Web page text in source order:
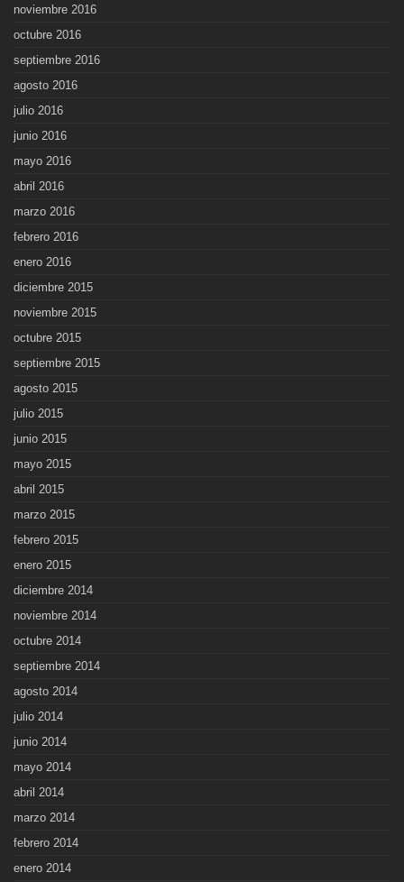
noviembre 2016
octubre 2016
septiembre 2016
agosto 2016
julio 2016
junio 2016
mayo 2016
abril 2016
marzo 2016
febrero 2016
enero 2016
diciembre 2015
noviembre 2015
octubre 2015
septiembre 2015
agosto 2015
julio 2015
junio 2015
mayo 2015
abril 2015
marzo 2015
febrero 2015
enero 2015
diciembre 2014
noviembre 2014
octubre 2014
septiembre 2014
agosto 2014
julio 2014
junio 2014
mayo 2014
abril 2014
marzo 2014
febrero 2014
enero 2014